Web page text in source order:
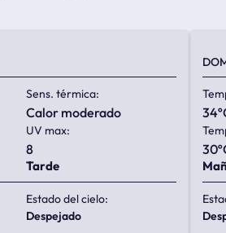
Sens. térmica:
calor moderado
UV max:
8
Tarde
Estado del cielo:
despejado